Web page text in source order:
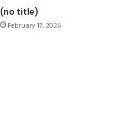
(no title)
February 17, 2026